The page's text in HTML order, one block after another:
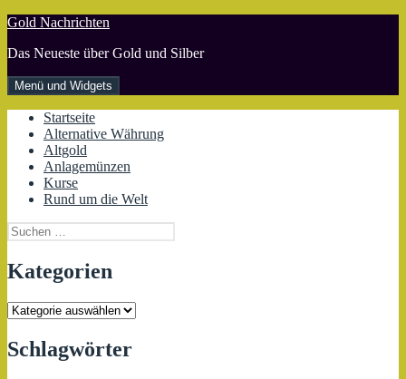
Zum
springen
Gold Nachrichten
Das Neueste über Gold und Silber
Menü und Widgets
Startseite
Alternative Währung
Altgold
Anlagemünzen
Kurse
Rund um die Welt
Suchen
nach:
Kategorien
Kategorien
Schlagwörter